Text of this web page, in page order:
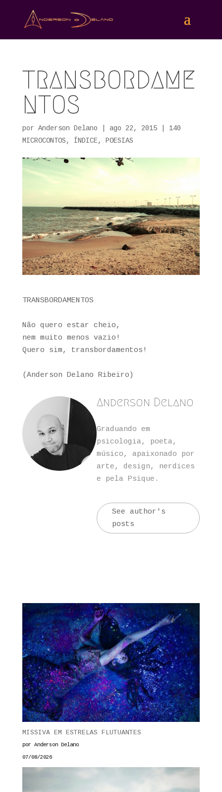
TRANSBORDAME
NTOS
por Anderson Delano ago 22, 2015| 140
MICROCONTOS, ÍNDICE, POESIAS
TRANSBORDAMENTOS
Não quero estar cheio,
nem muito menos vazio!
Quero sim, transbordamentos!
(Anderson Delano Ribeiro)
Anderson Delano
Graduando em
psicologia, poeta,
músico, apaixonado por
arte, design, nerdices
e pela Psique.
See author's
posts
MISSIVA EM ESTRELAS FLUTUANTES
por Anderson Delano
07/08/2026